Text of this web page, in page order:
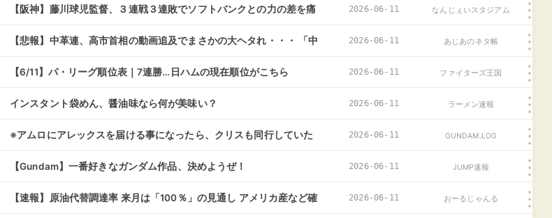
酔ダンスｗｗｗ
【阪神】藤川球児監督、３連戦３連敗でソフトバンクとの力の差を痛
感「レベルの高さを感じた」「悔しいけど学びに変えて」
2026-06-11 なんじぇいスタジアム
【悲報】中革連、高市首相の動画追及でまさかの大ヘタれ・・・ 「中
傷動画特攻」に失敗しヒドすぎる言い訳開始ｗｗｗ
2026-06-11 あじあのネタ帳
【6/11】パ・リーグ順位表｜7連勝…日ハムの現在順位がこちら 2026-06-11 ファイターズ王国
インスタント袋めん、醤油味なら何が美味い？ 2026-06-11 ラーメン速報
※アムロにアレックスを届ける事になったら、クリスも同行していた
のだろうか
2026-06-11 GUNDAM.LOG
【Gundam】一番好きなガンダム作品、決めようぜ！ 2026-06-11 JUMP速報
【速報】原油代替調達率 来月は「100％」の見通し アメリカ産など確 2026-06-11 おーるじゃんる